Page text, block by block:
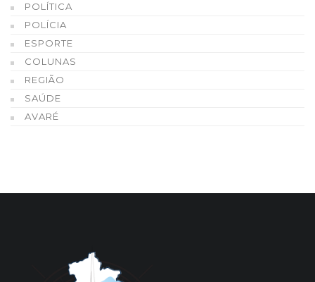
POLÍTICA
POLÍCIA
ESPORTE
COLUNAS
REGIÃO
SAÚDE
AVARÉ